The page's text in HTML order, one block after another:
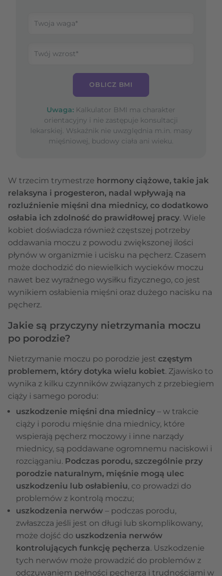
OBLICZ BMI
Uwaga: Kalkulator BMI ma charakter
orientacyjny i nie zastępuje konsultacji
lekarskiej. Wskaźnik nie uwzględnia m.in. masy
mięśniowej, budowy ciała ani wieku.
W trzecim trymestrze hormony ciążowe, takie jak
relaksyna i progesteron, nadal wpływają na
rozluźnienie mięśni dna miednicy, co dodatkowo
osłabia ich zdolność do prawidłowej pracy. Wiele
kobiet doświadcza również częstszej potrzeby
oddawania moczu z powodu zwiększonej ilości
płynów w organizmie i ucisku na pęcherz. Czasem
może dochodzić do niewielkich wycieków moczu
nawet bez wyraźnego wysiłku fizycznego, co jest
wynikiem osłabienia mięśni oraz dużego nacisku na
pęcherz.
Jakie są przyczyny nietrzymania moczu
po porodzie?
Nietrzymanie moczu po porodzie jest częstym
problemem, który dotyka wielu kobiet. Zjawisko to
wynika z kilku czynników związanych z przebiegiem
ciąży i samego porodu:
uszkodzenie mięśni dna miednicy – w trakcie
ciąży i porodu mięśnie dna miednicy, które
wspierają pęcherz moczowy i inne narządy
miednicy, są poddawane ogromnemu naciskowi i
rozciąganiu. Podczas porodu, szczególnie przy
porodzie naturalnym, mięśnie mogą ulec
uszkodzeniu lub osłabieniu, co prowadzi do
problemów z kontrolą moczu;
uszkodzenia nerwów – podczas porodu,
zwłaszcza jeśli jest on długi lub skomplikowany,
może dojść do uszkodzenia nerwów
kontrolujących funkcję pęcherza. Uszkodzenie
tych nerwów może prowadzić do problemów z
odczuwaniem pełności pęcherza i trudnościami w